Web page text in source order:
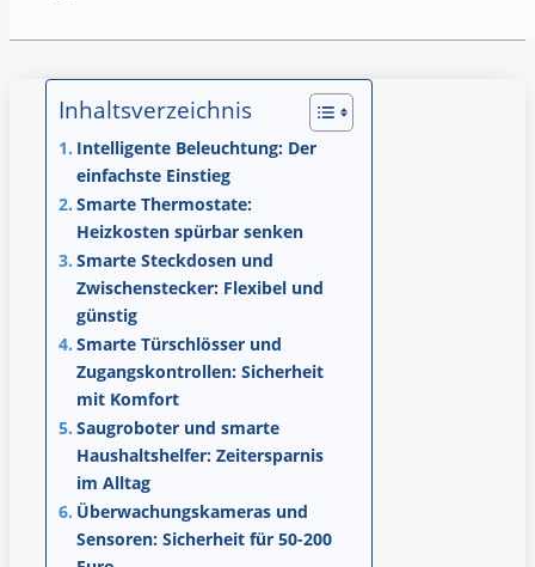
Inhaltsverzeichnis
Intelligente Beleuchtung: Der
einfachste Einstieg
Smarte Thermostate:
Heizkosten spürbar senken
Smarte Steckdosen und
Zwischenstecker: Flexibel und
günstig
Smarte Türschlösser und
Zugangskontrollen: Sicherheit
mit Komfort
Saugroboter und smarte
Haushaltshelfer: Zeitersparnis
im Alltag
Überwachungskameras und
Sensoren: Sicherheit für 50-200